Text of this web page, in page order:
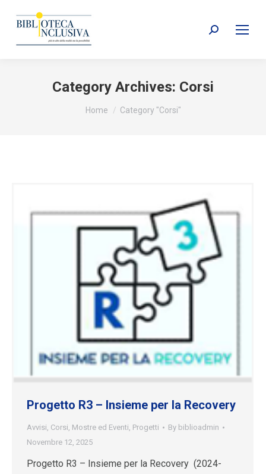
Search:
Category Archives: Corsi
You are here:
Home Category "Corsi"
Progetto R3 – Insieme per la Recovery
Avvisi, Corsi, Mostre ed Eventi, Progetti By biblioadmin
Novembre 12, 2025
Progetto R3 – Insieme per la Recovery (2024-